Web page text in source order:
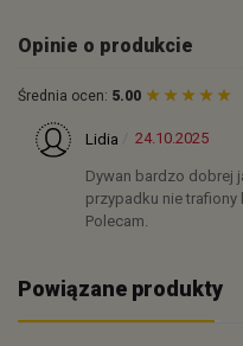
Opinie o produkcie
Średnia ocen: 5.00
Lidia 24.10.2025
Dywan bardzo dobrej
przypadku nie trafiony
Polecam.
Powiązane produkty